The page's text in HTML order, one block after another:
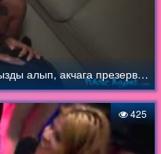
Көчөдөн татуировкасы бар сойку кызды алып, акчага презервативсиз сигишкен
425